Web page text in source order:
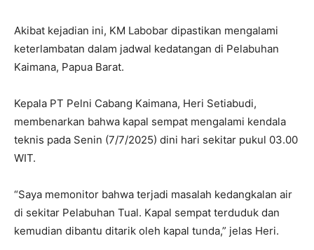
Akibat kejadian ini, KM Labobar dipastikan mengalami
keterlambatan dalam jadwal kedatangan di Pelabuhan
Kaimana, Papua Barat.
Kepala PT Pelni Cabang Kaimana, Heri Setiabudi,
membenarkan bahwa kapal sempat mengalami kendala
teknis pada Senin (7/7/2025) dini hari sekitar pukul 03.00
WIT.
“Saya memonitor bahwa terjadi masalah kedangkalan air
di sekitar Pelabuhan Tual. Kapal sempat terduduk dan
kemudian dibantu ditarik oleh kapal tunda,” jelas Heri.